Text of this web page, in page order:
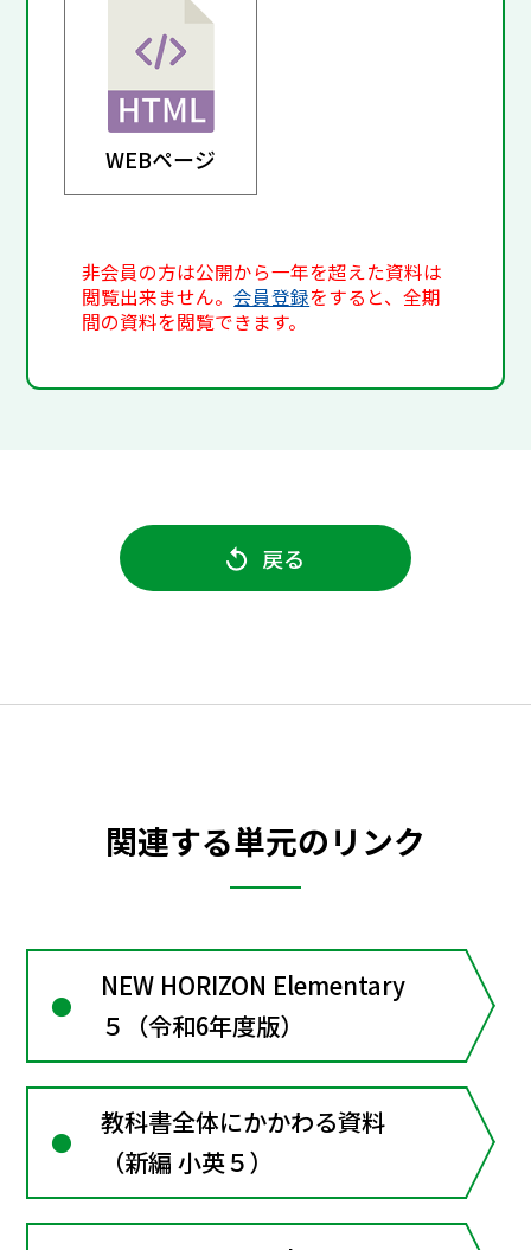
WEBページ
非会員の方は公開から一年を超えた資料は
閲覧出来ません。会員登録をすると、全期
間の資料を閲覧できます。
戻る
関連する単元のリンク
NEW HORIZON Elementary
５（令和6年度版）
教科書全体にかかわる資料
（新編 小英５）